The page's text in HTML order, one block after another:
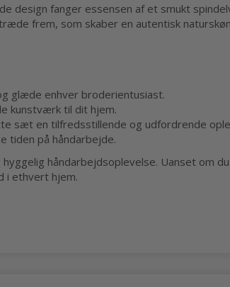
design fanger essensen af et smukt
frem, som skaber en autentisk
glæde enhver broderientusiast.
kunstværk til dit hjem.
sæt en tilfredsstillende og udfordrende
tiden på håndarbejde.
håndarbejdsoplevelse. Uanset om
i ethvert hjem.